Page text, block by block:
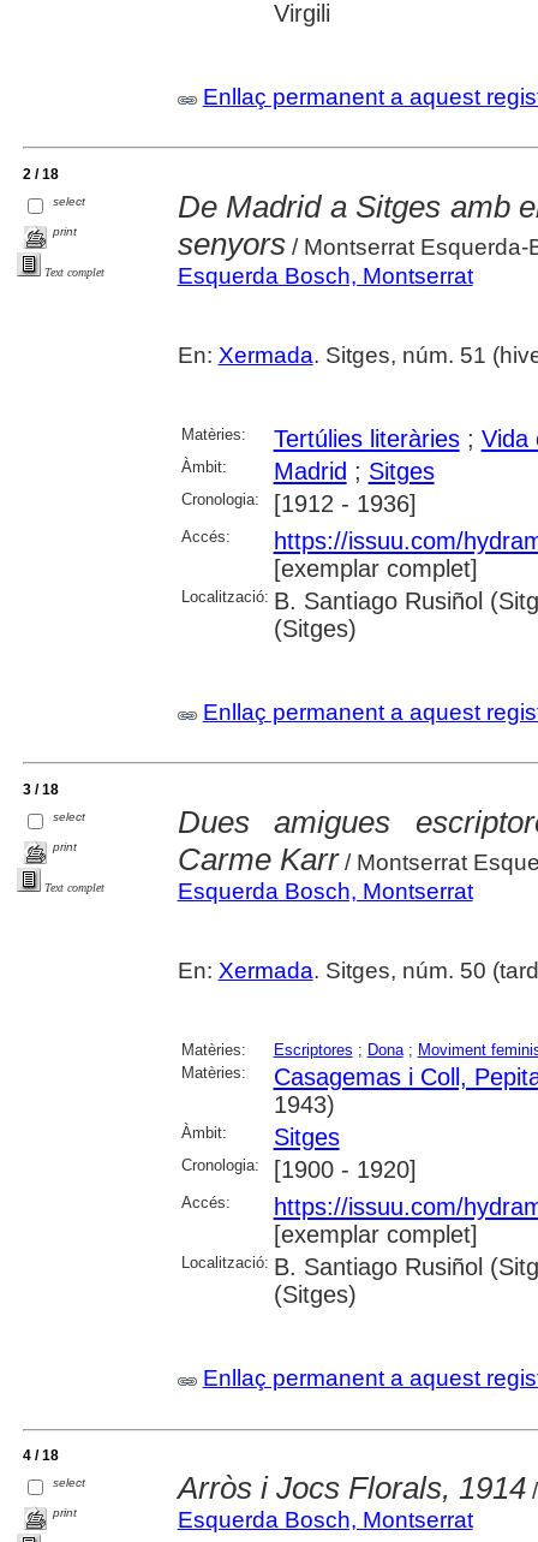
Virgili
Enllaç permanent a aquest
2 / 18
select
print
Text complet
De Madrid a Sitges amb
senyors/ Montserrat Esquerda-
Esquerda Bosch, Montserrat
En: Xermada. Sitges, núm. 51
Matèries: Tertúlies literàries; Vida
Àmbit: Madrid ; Sitges
Cronologia: [1912 - 1936]
Accés:
https://issuu.com/
[exemplar complet]
Localització: B. Santiago Rusiñol
(Sitges)
Enllaç permanent a aquest
3 / 18
select
print
Text complet
Dues amigues
Carme Karr/ Montserrat
Esquerda Bosch, Montserrat
En: Xermada. Sitges, núm. 50
Matèries: Escriptores ; Dona; Moviment
Matèries:
Casagemas i Coll,
1943)
Àmbit: Sitges
Cronologia: [1900 - 1920]
Accés:
https://issuu.com/
[exemplar complet]
Localització: B. Santiago Rusiñol
(Sitges)
Enllaç permanent a aquest
4 / 18
select
print
Arròs i Jocs Florals, 1914/
Esquerda Bosch, Montserrat